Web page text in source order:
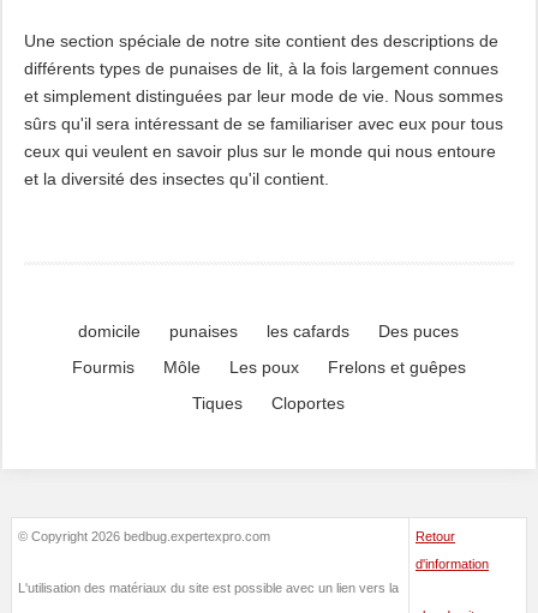
Une section spéciale de notre site contient des descriptions de
différents types de punaises de lit, à la fois largement connues
et simplement distinguées par leur mode de vie. Nous sommes
sûrs qu'il sera intéressant de se familiariser avec eux pour tous
ceux qui veulent en savoir plus sur le monde qui nous entoure
et la diversité des insectes qu'il contient.
domicile punaises les cafards
Des puces
Fourmis
Môle Les poux
Frelons et guêpes
Tiques
Cloportes
© Copyright 2026 bedbug.expertexpro.com
L'utilisation des matériaux du site est possible avec un lien vers la
Retour
d'information